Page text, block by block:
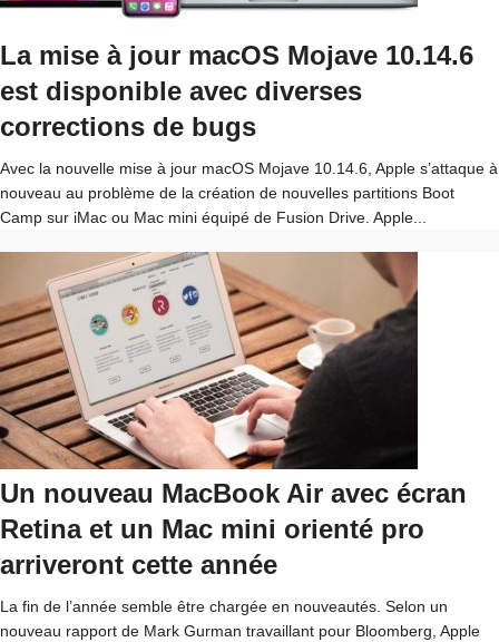
La mise à jour macOS Mojave 10.14.6
est disponible avec diverses
corrections de bugs
Avec la nouvelle mise à jour macOS Mojave 10.14.6, Apple s’attaque à
nouveau au problème de la création de nouvelles partitions Boot
Camp sur iMac ou Mac mini équipé de Fusion Drive. Apple...
Un nouveau MacBook Air avec écran
Retina et un Mac mini orienté pro
arriveront cette année
La fin de l’année semble être chargée en nouveautés. Selon un
nouveau rapport de Mark Gurman travaillant pour Bloomberg, Apple